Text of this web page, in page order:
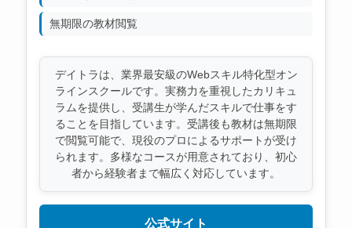
無期限の教材閲覧
デイトラは、業界最安級のWebスキル特化型オン
ラインスクールです。実務力を重視したカリキュ
ラムを提供し、受講生が学んだスキルで仕事をす
ることを目指しています。受講後も教材は無期限
で閲覧可能で、現役のプロによるサポートが受け
られます。多様なコースが用意されており、初心
者から経験者まで幅広く対応しています。
公式サイト